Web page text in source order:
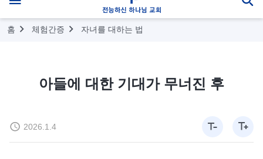
홈 체험간증 자녀를 대하는 법
아들에 대한 기대가 무너진 후
2026.1.4